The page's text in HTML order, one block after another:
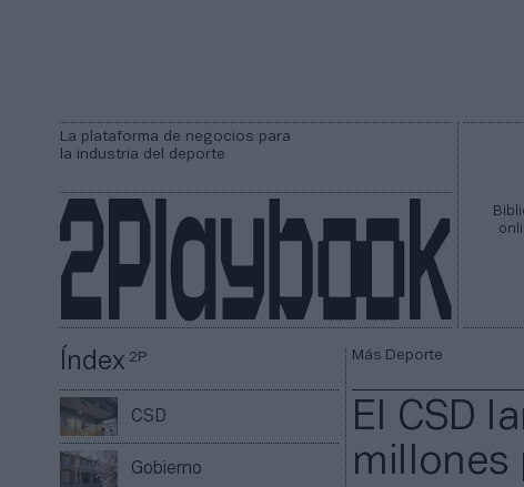
La plataforma de negocios para
la industria del deporte
Índex2P
CSD
Gobierno
Más Deporte
El CSD
millones